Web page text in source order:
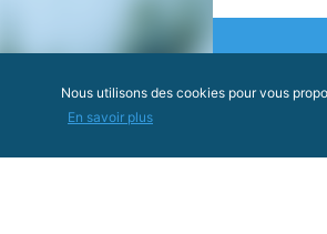
Nous utilisons des cookies pour vous
En savoir plus